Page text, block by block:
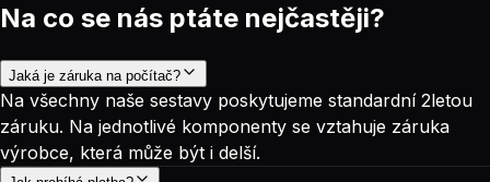
Na co se nás ptáte nejčastěji?
Jaká je záruka na počítač?
Na všechny naše sestavy poskytujeme standardní 2letou
záruku. Na jednotlivé komponenty se vztahuje záruka
výrobce, která může být i delší.